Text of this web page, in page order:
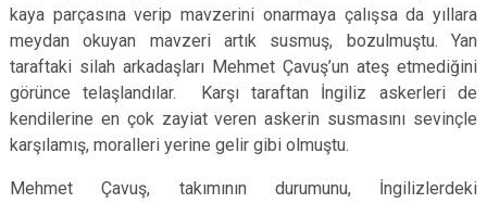
kaya parçasına verip mavzerini onarmaya çalışsa da yıllara
meydan okuyan mavzeri artık susmuş, bozulmuştu. Yan
taraftaki silah arkadaşları Mehmet Çavuş’un ateş etmediğini
görünce telaşlandılar. Karşı taraftan İngiliz askerleri de
kendilerine en çok zayiat veren askerin susmasını sevinçle
karşılamış, moralleri yerine gelir gibi olmuştu.
Mehmet Çavuş, takımının durumunu, İngilizlerdeki